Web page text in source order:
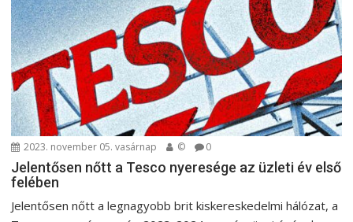
2023. november 05. vasárnap © 0
Jelentősen nőtt a Tesco nyeresége az üzleti év első
felében
Jelentősen nőtt a legnagyobb brit kiskereskedelmi hálózat, a